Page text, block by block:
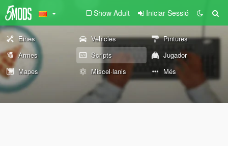
Show Adult Iniciar Sessió
Eines Vehicles
Pintures
Armes
Scripts
Jugador
Mapes
Miscel·lanis Més